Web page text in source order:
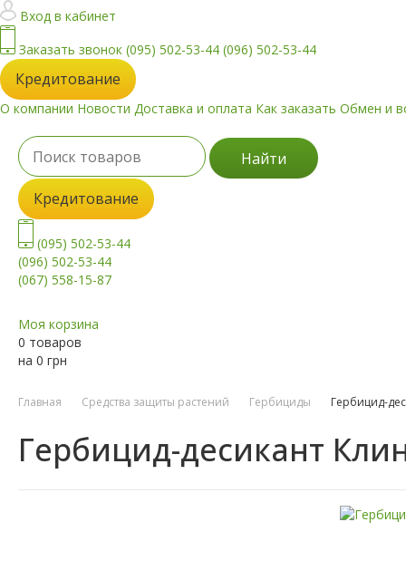
Вход в кабинет
Заказать звонок (095) 502-53-44 (096) 502-53-44
Кредитование
О компании Новости Доставка и оплата Как заказать Обмен и
Найти
Кредитование
(095) 502-53-44
(096) 502-53-44
(067) 558-15-87
Моя корзина
0 товаров
на 0 грн
Главная Средства защиты растений Гербициды Гербицид-
Гербицид-десикант